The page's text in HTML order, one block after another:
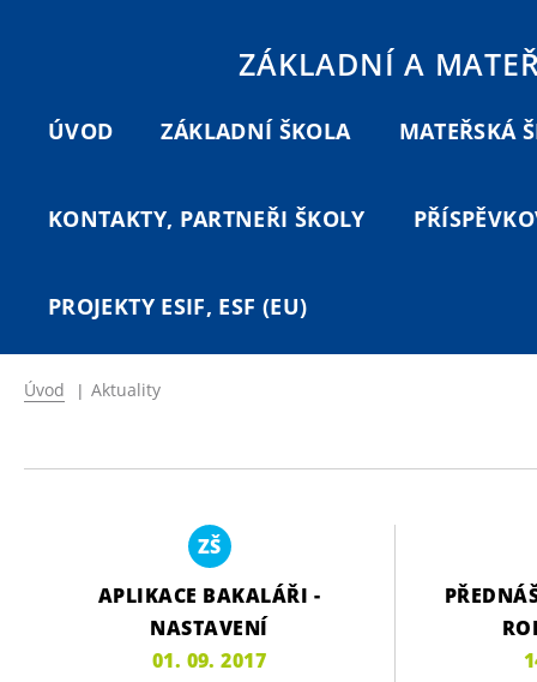
ZÁKLADNÍ A
ÚVOD ZÁKLADNÍ ŠKOLA MATEŘSKÁ
KONTAKTY, PARTNEŘI ŠKOLY
PROJEKTY ESIF, ESF (EU)
Úvod | Aktuality
ZŠ
APLIKACE BAKALÁŘI -
NASTAVENÍ
01. 09. 2017